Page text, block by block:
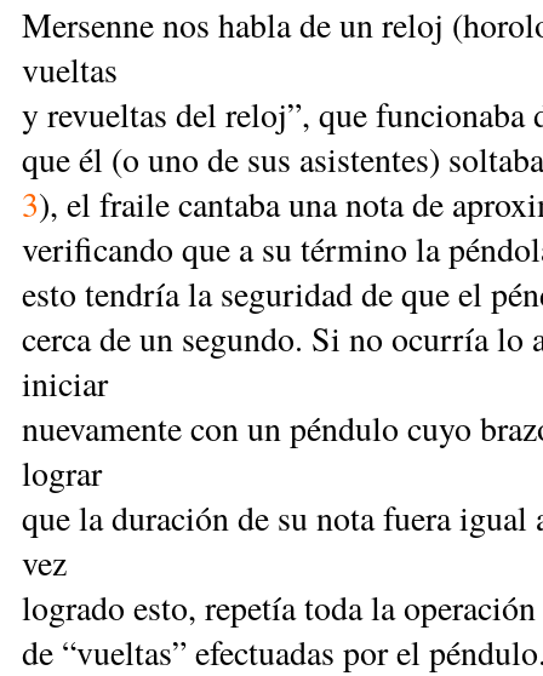
Mersenne nos habla de un reloj
vueltas
y revueltas del reloj”, que
que él (o uno de sus asistentes)
3), el fraile cantaba una nota de
verificando que a su término la
esto tendría la seguridad de que el
cerca de un segundo. Si no ocurría lo
iniciar
nuevamente con un péndulo cuyo
lograr
que la duración de su nota fuera
vez
logrado esto, repetía toda la
de “vueltas” efectuadas por el